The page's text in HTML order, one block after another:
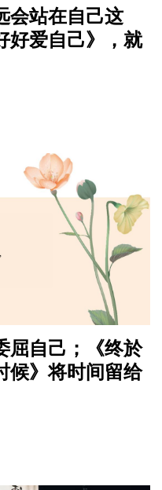
会站在自己这
好爱自己》，就
屈自己；《终於
候》将时间留给